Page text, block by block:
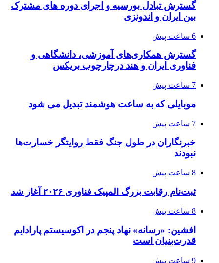
گسترش تبادل بورسیه و اجرای دوره های مشترک
بین ایران و اندونزی
6 ساعت پیش
گسترش همکاری‌های آموزشی، دانشگاهی و
فناوری ایران و هند درچارچوب بریکس
7 ساعت پیش
موبایلی که به ساعت هوشمند تبدیل می شود
7 ساعت پیش
خبرنگاران در طول جنگ فقط روایتگر خسارت‌ها
نبودند
8 ساعت پیش
ثبت‌نام رقابت بزرگ المپیک فناوری ۲۰۲۶ آغاز شد
8 ساعت پیش
افشین: «رسانه» نهاد پنجم در اکوسیستم پارادایم
قدرت‌بنیان است
9 ساعت پیش